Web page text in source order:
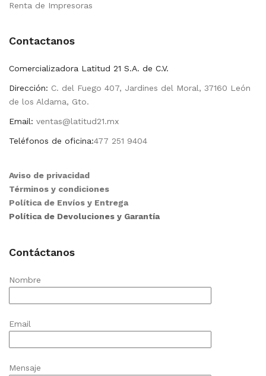
Renta de Impresoras
Contactanos
Comercializadora Latitud 21 S.A. de C.V.
Dirección: C. del Fuego 407, Jardines del Moral, 37160 León
de los Aldama, Gto.
Email: ventas@latitud21.mx
Teléfonos de oficina:477 251 9404
Aviso de privacidad
Términos y condiciones
Política de Envíos y Entrega
Política de Devoluciones y Garantía
Contáctanos
Nombre
Email
Mensaje